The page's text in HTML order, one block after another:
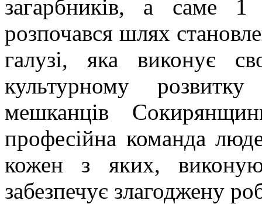
загарбників, а саме 1
розпочався шлях
галузі, яка виконує
культурному
мешканців
професійна команда
кожен з яких,
забезпечує злагоджену